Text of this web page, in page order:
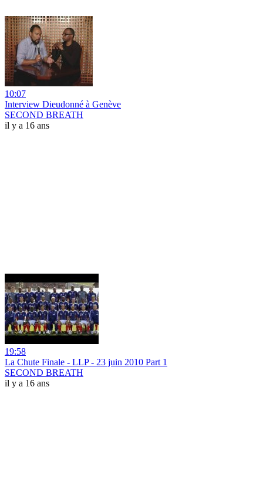
10:07
Interview Dieudonné à Genève
SECOND BREATH
il y a 16 ans
19:58
La Chute Finale - LLP - 23 juin 2010 Part 1
SECOND BREATH
il y a 16 ans